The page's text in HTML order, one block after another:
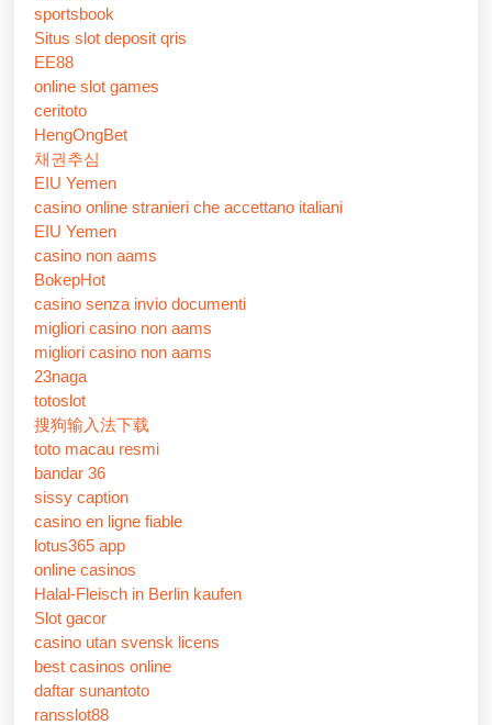
sportsbook
Situs slot deposit qris
EE88
online slot games
ceritoto
HengOngBet
채권추심
EIU Yemen
casino online stranieri che accettano italiani
EIU Yemen
casino non aams
BokepHot
casino senza invio documenti
migliori casino non aams
migliori casino non aams
23naga
totoslot
搜狗输入法下载
toto macau resmi
bandar 36
sissy caption
casino en ligne fiable
lotus365 app
online casinos
Halal-Fleisch in Berlin kaufen
Slot gacor
casino utan svensk licens
best casinos online
daftar sunantoto
ransslot88